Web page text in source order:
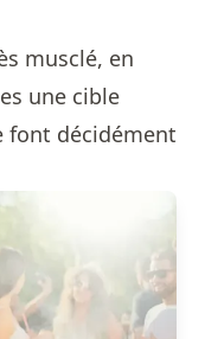
musclé, en
une cible
font décidément